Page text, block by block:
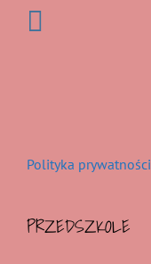
Polityka prywatności
PRZEDSZKOLE